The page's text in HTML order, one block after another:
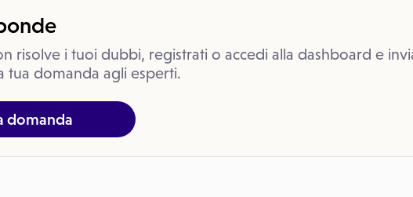
risolve i tuoi dubbi, registrati o accedi alla dashboard e
tua domanda agli esperti.
domanda